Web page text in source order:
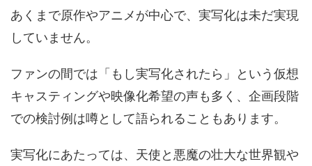
あくまで原作やアニメが中心で、実写化は未だ実現
していません。
ファンの間では「もし実写化されたら」という仮想
キャスティングや映像化希望の声も多く、企画段階
での検討例は噂として語られることもあります。
実写化にあたっては、天使と悪魔の壮大な世界観や